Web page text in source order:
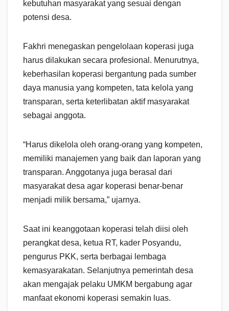
kebutuhan masyarakat yang sesuai dengan
potensi desa.
Fakhri menegaskan pengelolaan koperasi juga
harus dilakukan secara profesional. Menurutnya,
keberhasilan koperasi bergantung pada sumber
daya manusia yang kompeten, tata kelola yang
transparan, serta keterlibatan aktif masyarakat
sebagai anggota.
“Harus dikelola oleh orang-orang yang kompeten,
memiliki manajemen yang baik dan laporan yang
transparan. Anggotanya juga berasal dari
masyarakat desa agar koperasi benar-benar
menjadi milik bersama,” ujarnya.
Saat ini keanggotaan koperasi telah diisi oleh
perangkat desa, ketua RT, kader Posyandu,
pengurus PKK, serta berbagai lembaga
kemasyarakatan. Selanjutnya pemerintah desa
akan mengajak pelaku UMKM bergabung agar
manfaat ekonomi koperasi semakin luas.